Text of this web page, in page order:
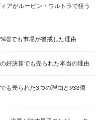
アがルービン・ウルトラで狙う
増でも市場が警戒した理由
好決算でも売られた本当の理由
も売られた3つの理由と933億